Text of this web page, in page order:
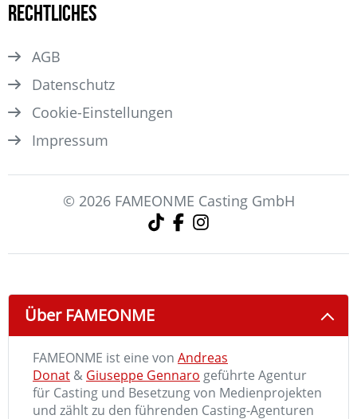
Rechtliches
AGB
Datenschutz
Cookie-Einstellungen
Impressum
© 2026 FAMEONME Casting GmbH
Über FAMEONME
FAMEONME ist eine von Andreas
Donat & Giuseppe Gennaro geführte Agentur
für Casting und Besetzung von Medienprojekten
und zählt zu den führenden Casting-Agenturen